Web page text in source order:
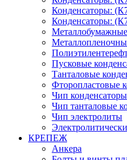
Конденсаторы:
Конденсаторы:
Пусковые
Танталовые
Фторопластовые
Чип конденсаторы
Чип танталовые
Чип электролиты
КРЕПЕЖ
Анкера